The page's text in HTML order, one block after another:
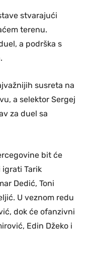
stvarajući
terenu.
a podrška s
susreta na
a selektor Sergej
za duel sa
bit će
igrati Tarik
Dedić, Toni
U veznom redu
dok će ofanzivni
Edin Džeko i